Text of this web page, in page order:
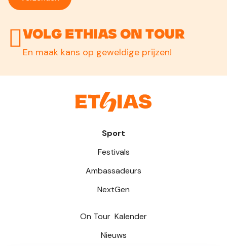
Volg Ethias On Tour
En maak kans op geweldige prijzen!
Sport
Festivals
Ambassadeurs
NextGen
On Tour Kalender
Nieuws